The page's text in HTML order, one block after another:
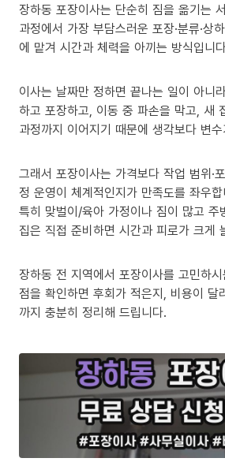
장하동 포장이사는 단순히 짐을 옮기는
과정에서 가장 부담스러운 포장·분류·상
에 맡겨 시간과 체력을 아끼는 방식입니
이사는 날짜만 정하면 끝나는 일이 아니
하고 포장하고, 이동 중 파손을 막고, 새
과정까지 이어지기 때문에 생각보다 변
그래서 포장이사는 가격보다 작업 범위·
정 운영이 체계적인지가 만족도를 좌우합
특히 맞벌이/육아 가정이나 짐이 많고 주
집은 직접 준비하면 시간과 피로가 크게
장하동 전 지역에서 포장이사를 고민하
점을 확인하면 후회가 적은지, 비용이 달
까지 충분히 정리해 드립니다.